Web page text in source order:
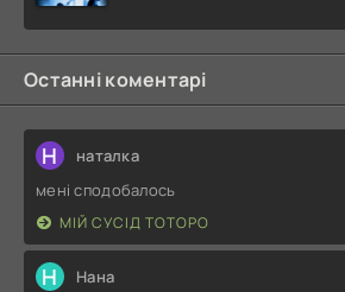
Останні коментарі
Н наталка
мені сподобалось
МІЙ СУСІД ТОТОРО
Н Нана